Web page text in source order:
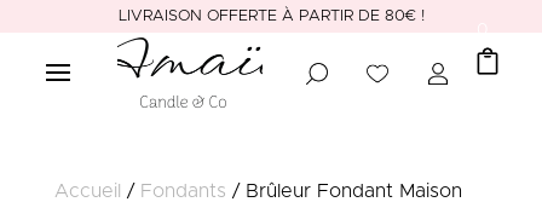
LIVRAISON OFFERTE À PARTIR DE 80€ !
Accueil / Fondants / Brûleur Fondant Maison